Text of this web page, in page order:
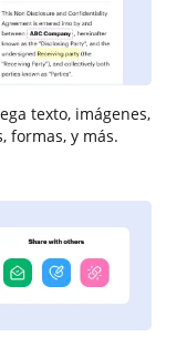
texto, imágenes,
formas, y más.